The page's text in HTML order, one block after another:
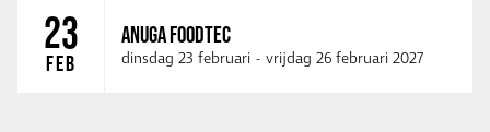
23
FEB
ANUGA FOODTEC
dinsdag 23 februari - vrijdag 26 februari 2027